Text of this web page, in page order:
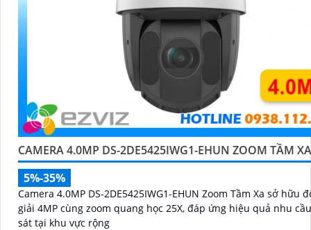
CAMERA 4.0MP DS-2DE5425IWG1-EHUN ZOOM TẦM XA
5%-35%
Camera 4.0MP DS-2DE5425IWG1-EHUN Zoom Tầm Xa sở hữu
giải 4MP cùng zoom quang học 25X, đáp ứng hiệu quả nhu
sát tại khu vực rộng